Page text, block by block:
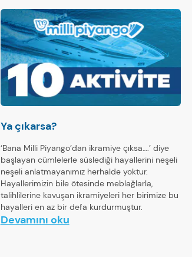
Ya çıkarsa?
‘Bana Milli Piyango’dan ikramiye çıksa….’ diye
başlayan cümlelerle süslediği hayallerini neşeli
neşeli anlatmayanımız herhalde yoktur.
Hayallerimizin bile ötesinde meblağlarla,
talihlilerine kavuşan ikramiyeleri her birimize bu
hayalleri en az bir defa kurdurmuştur.
Devamını oku